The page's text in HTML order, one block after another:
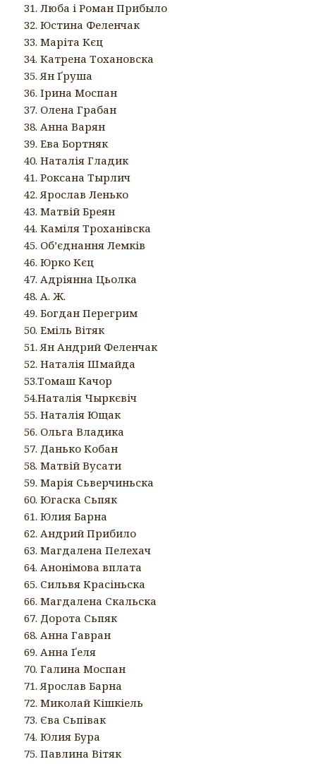
31. Люба і Роман Прибыло
32. Юстина Феленчак
33. Маріта Кєц
34. Катрена Тохановска
35. Ян Ґруша
36. Ірина Моспан
37. Олена Грабан
38. Анна Варян
39. Ева Бортняк
40. Наталія Гладик
41. Роксана Тырлич
42. Ярослав Ленько
43. Матвій Бреян
44. Каміля Троханівска
45. Об’єднання Лемків
46. Юрко Кєц
47. Адріянна Цьолка
48. A. Ж.
49. Богдан Перегрим
50. Еміль Вітяк
51. Ян Андрий Феленчак
52. Наталія Шмайда
53.Томаш Качор
54.Наталія Чыркєвіч
55. Наталія Ющак
56. Ольга Владика
57. Данько Кобан
58. Матвій Вусати
59. Марія Сьверчиньска
60. Югаска Сьпяк
61. Юлия Барна
62. Андрий Прибило
63. Магдалена Пелехач
64. Анонімова вплата
65. Сильвя Красіньска
66. Магдалена Скальска
67. Дорота Сьпяк
68. Анна Гавран
69. Анна Ґеля
70. Галина Моспан
71. Ярослав Барна
72. Миколай Кішкіель
73. Єва Сьпівак
74. Юлия Бура
75. Павлина Вітяк